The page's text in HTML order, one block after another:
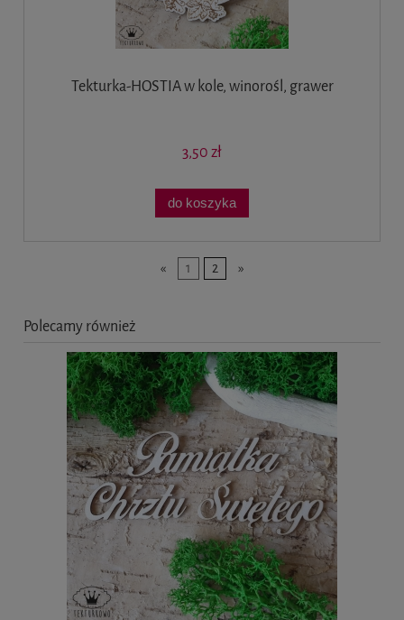
Tekturka-HOSTIA w kole, winorośl, grawer
3,50 zł
do koszyka
« 1 2 »
Polecamy również